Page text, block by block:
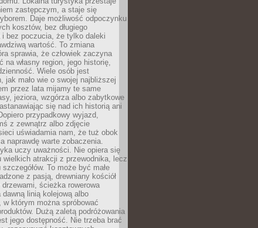
zastępczym, a staje się
Daje możliwość odpoczynku
kosztów, bez długiego
i bez poczucia, że tylko daleki
wartość. To zmiana
sprawia, że człowiek zaczyna
na własny region, jego historię,
Wiele osób jest
jak mało wie o swojej najbliższej
przez lata mijamy te same
jeziora, wzgórza albo zabytkowe
się nad ich historią ani
przypadkowy wyjazd,
z zewnątrz albo zdjęcie
uświadamia nam, że tuż obok
naprawdę warte zobaczenia.
uczy uważności. Nie opiera się
wielkich atrakcji z przewodnika, lecz
To może być małe
z pasją, drewniany kościół
ścieżka rowerowa
dawną linią kolejową albo
w którym można spróbować
Dużą zaletą podróżowania
jego dostępność. Nie trzeba brać